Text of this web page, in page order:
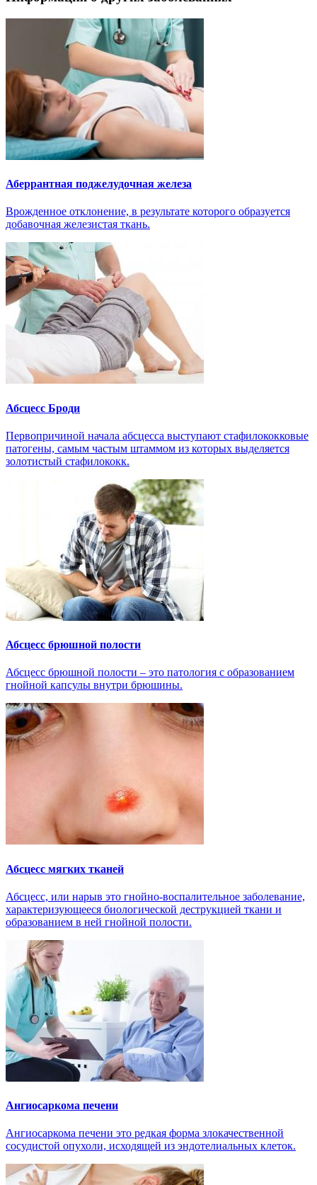
Аберрантная поджелудочная железа
Врожденное отклонение, в результате которого образуется
добавочная железистая ткань.
Абсцесс Броди
Первопричиной начала абсцесса выступают стафилококковые
патогены, самым частым штаммом из которых выделяется
золотистый стафилококк.
Абсцесс брюшной полости
Абсцесс брюшной полости – это патология с образованием
гнойной капсулы внутри брюшины.
Абсцесс мягких тканей
Абсцесс, или нарыв это гнойно-воспалительное заболевание,
характеризующееся биологической деструкцией ткани и
образованием в ней гнойной полости.
Ангиосаркома печени
Ангиосаркома печени это редкая форма злокачественной
сосудистой опухоли, исходящей из эндотелиальных клеток.